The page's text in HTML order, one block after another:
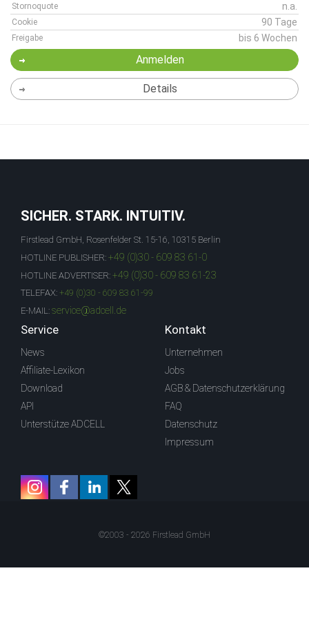
Stornoquote n.a.
Cookie 90 Tage
Freigabe bis 6 Wochen
Anmelden
Details
SICHER. STARK. INTUITIV.
Firstlead GmbH, Rosenfelder St. 15-16, 10315 Berlin
HOTLINE PUBLISHER: +49 (0)30 - 609 83 61-0
HOTLINE ADVERTISER: +49 (0)30 - 609 83 61-23
TELEFAX: +49 (0)30 - 609 83 61-99
E-MAIL: service@adcell.de
Service
News
Affiliate-Lexikon
Download
API
Unterstütze ADCELL
Kontakt
Unternehmen
Jobs
AGB & Datenschutzerklärung
FAQ
Datenschutz
Impressum
©2003 - 2026 Firstlead GmbH